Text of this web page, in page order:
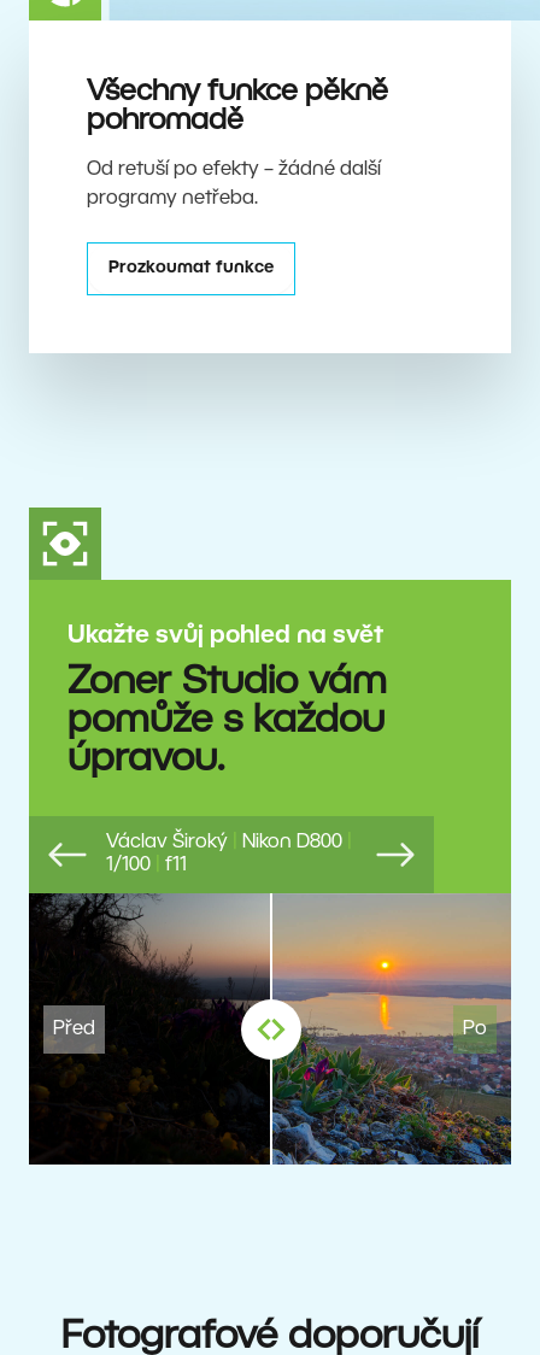
Všechny funkce pěkně
pohromadě
Od retuší po efekty – žádné další
programy netřeba.
Prozkoumat funkce
Ukažte svůj pohled na svět
Zoner Studio vám
pomůže s každou
úpravou.
Previous Next
Václav Široký Nikon D800
1/100
f11
Fotografové doporučují